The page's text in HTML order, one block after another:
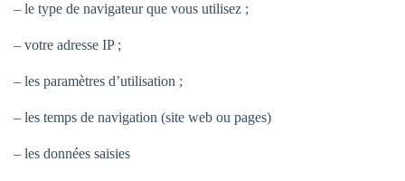
– le type de navigateur que vous utilisez ;
– votre adresse IP ;
– les paramètres d’utilisation ;
– les temps de navigation (site web ou pages)
– les données saisies